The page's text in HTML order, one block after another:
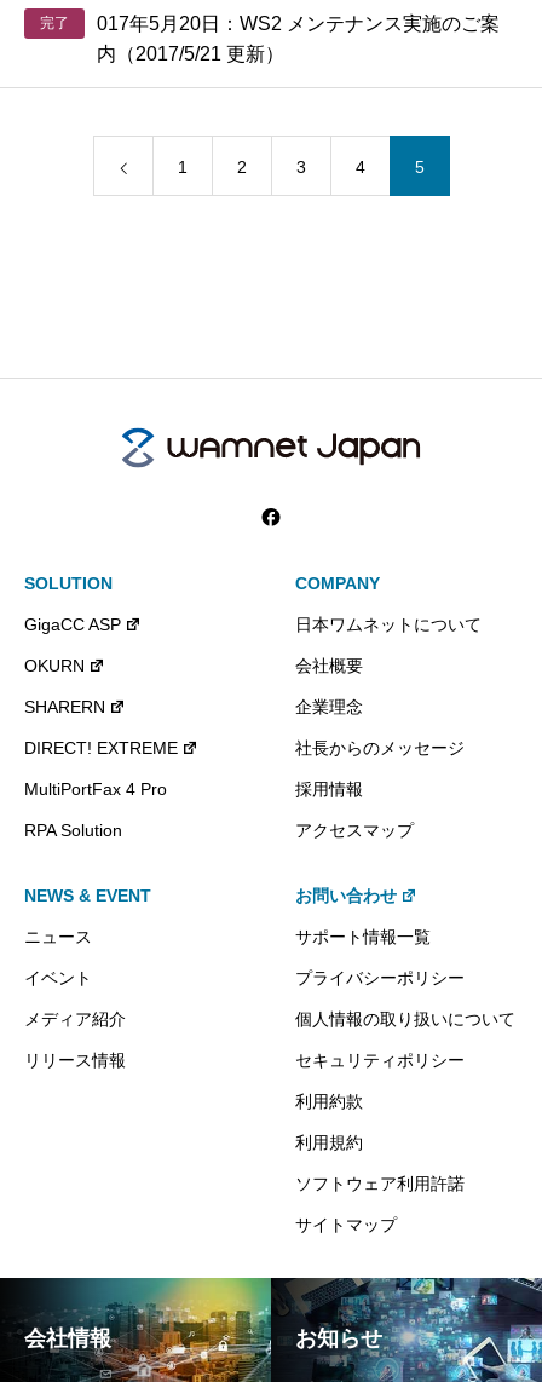
完了
017年5月20日：WS2 メンテナンス実施のご案
内（2017/5/21 更新）
1 2 3 4 5
SOLUTION
GigaCC ASP
OKURN
SHARERN
DIRECT! EXTREME
MultiPortFax 4 Pro
RPA Solution
COMPANY
日本ワムネットについて
会社概要
企業理念
社長からのメッセージ
採用情報
アクセスマップ
NEWS & EVENT
ニュース
イベント
メディア紹介
リリース情報
お問い合わせ
サポート情報一覧
プライバシーポリシー
個人情報の取り扱いについて
セキュリティポリシー
利用約款
利用規約
ソフトウェア利用許諾
サイトマップ
会社情報 お知らせ